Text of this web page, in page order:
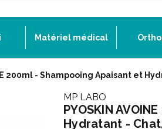
Matériel médical
200ml - Shampooing Apaisant et
MP LABO
PYOSKIN
Hydratant -